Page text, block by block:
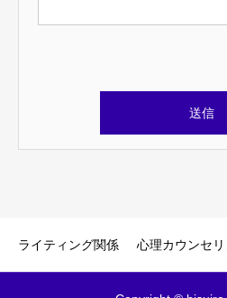
ライティング関係 心理カウンセ